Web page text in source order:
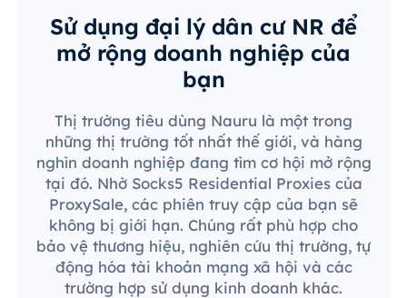
Sử dụng đại lý dân cư NR để
mở rộng doanh nghiệp của
bạn
Thị trường tiêu dùng Nauru là một trong
những thị trường tốt nhất thế giới, và hàng
nghìn doanh nghiệp đang tìm cơ hội mở rộng
tại đó. Nhờ Socks5 Residential Proxies của
ProxySale, các phiên truy cập của bạn sẽ
không bị giới hạn. Chúng rất phù hợp cho
bảo vệ thương hiệu, nghiên cứu thị trường, tự
động hóa tài khoản mạng xã hội và các
trường hợp sử dụng kinh doanh khác.